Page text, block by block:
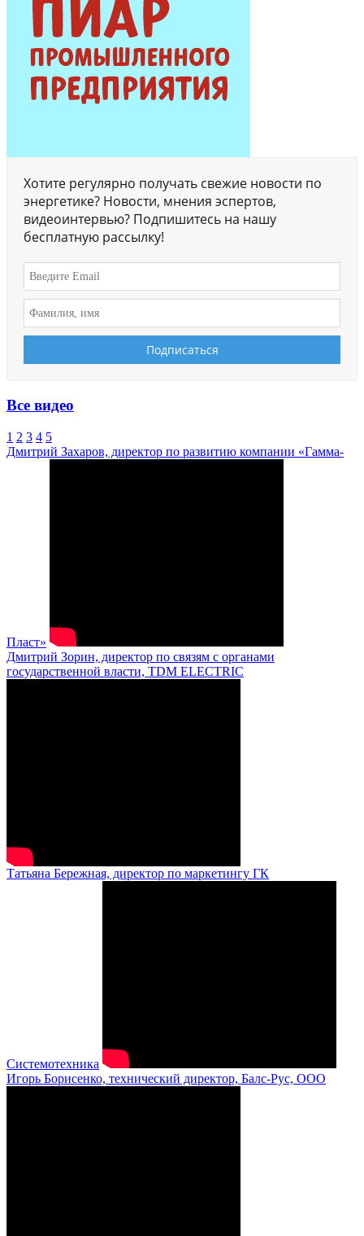
Хотите регулярно получать свежие новости по
энергетике? Новости, мнения эспертов,
видеоинтервью? Подпишитесь на нашу
бесплатную рассылку!
Все видео
1 2 3 4 5
Дмитрий Захаров, директор по развитию компании «Гамма-
Пласт»
Дмитрий Зорин, директор по связям с органами
государственной власти, TDM ELECTRIC
Татьяна Бережная, директор по маркетингу ГК
Системотехника
Игорь Борисенко, технический директор, Балс-Рус, ООО